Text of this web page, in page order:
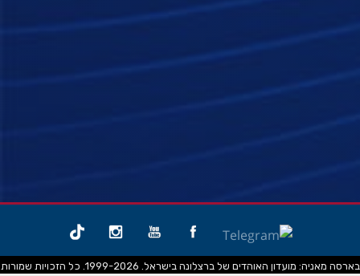
בארסה מאניה: מועדון האוהדים של ברצלונה בישראל. 1999-2026. כל הזכויות שמורות